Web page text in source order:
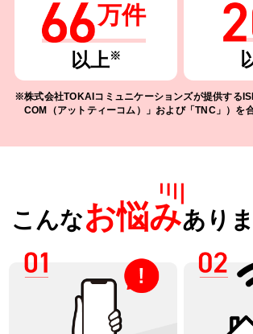
万件
以上※
株式会社TOKAIコミュニケーションズが提供する
COM（アットティーコム）」および「TNC」）を
こんなお悩みあり